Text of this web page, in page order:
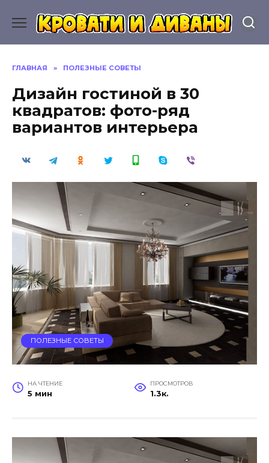
содержанию
ГЛАВНАЯ » ПОЛЕЗНЫЕ СОВЕТЫ
Дизайн гостиной в 30
квадратов: фото-ряд
вариантов интерьера
ПОЛЕЗНЫЕ СОВЕТЫ
НА ЧТЕНИЕ
5 мин
ПРОСМОТРОВ
1.3к.